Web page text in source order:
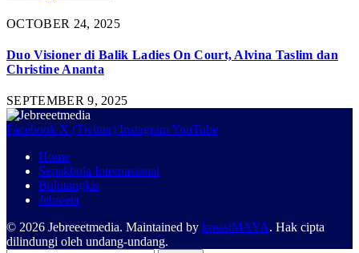
OCTOBER 24, 2025
Duo Visioner di Balik Ladies On Court, Alvina Taslim dan
Christine Ananta
SEPTEMBER 9, 2025
Facebook X (Twitter) InstagramYouTube
Home
Sepakbola Internasional
Bulutangkis
Jebreeet
© 2026 Jebreeetmedia. Maintained by kreasiMAYA. Hak cipta
dilindungi oleh undang-undang.